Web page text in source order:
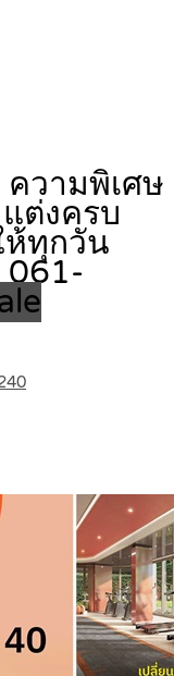
วามพิเศษ
ต่งครบ
ทุกวัน
061-